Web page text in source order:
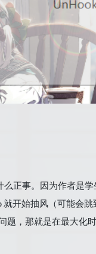
正事。因为作者是
就开始抽风（可能会
题，那就是在最大化